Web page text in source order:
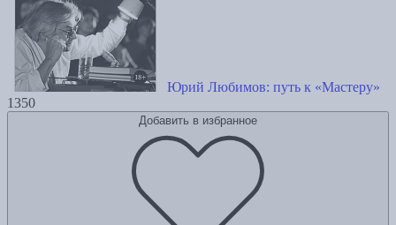
Юрий Любимов: путь к «Мастеру»
1350
Добавить в избранное